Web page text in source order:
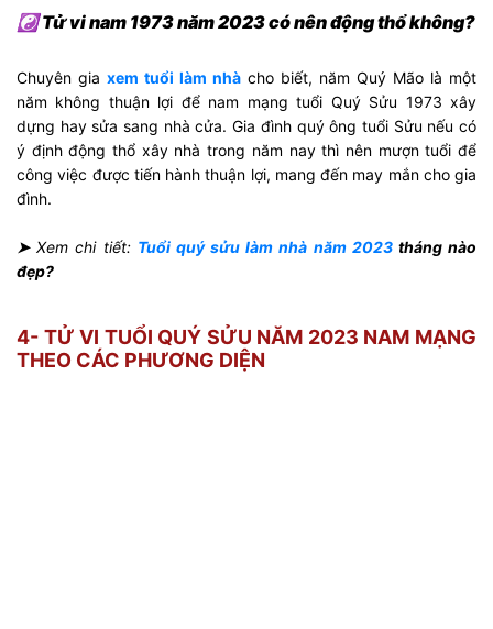
☯ Tử vi nam 1973 năm 2023 có nên động thổ không?
Chuyên gia xem tuổi làm nhà cho biết, năm Quý Mão là một
năm không thuận lợi để nam mạng tuổi Quý Sửu 1973 xây
dựng hay sửa sang nhà cửa. Gia đình quý ông tuổi Sửu nếu có
ý định động thổ xây nhà trong năm nay thì nên mượn tuổi để
công việc được tiến hành thuận lợi, mang đến may mắn cho gia
đình.
➤Xem chi tiết: Tuổi quý sửu làm nhà năm 2023tháng nào
đẹp?
4- TỬ VI TUỔI QUÝ SỬU NĂM 2023 NAM MẠNG
THEO CÁC PHƯƠNG DIỆN